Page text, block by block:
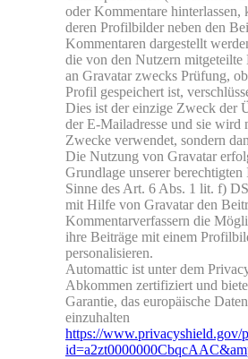
oder Kommentare hinterlassen,
deren Profilbilder neben den
Kommentaren dargestellt
die von den Nutzern mitgeteilte
an Gravatar zwecks Prüfung,
Profil gespeichert ist,
Dies ist der einzige Zweck der
der E-Mailadresse und sie wird
Zwecke verwendet, sondern
Die Nutzung von Gravatar
Grundlage unserer berechtigten
Sinne des Art. 6 Abs. 1 lit. f)
mit Hilfe von Gravatar den
Kommentarverfassern die
ihre Beiträge mit einem
personalisieren.
Automattic ist unter dem
Abkommen zertifiziert und
Garantie, das europäische
einzuhalten
https://www.privacyshield.gov/